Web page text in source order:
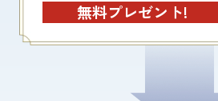
無料プレゼント!